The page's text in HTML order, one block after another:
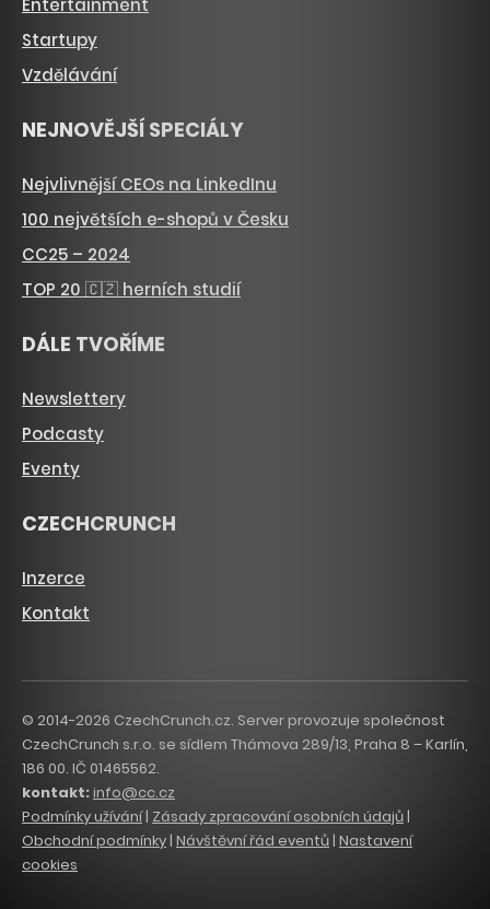
Entertainment
Startupy
Vzdělávání
NEJNOVĚJŠÍ SPECIÁLY
Nejvlivnější CEOs na LinkedInu
100 největších e-shopů v Česku
CC25 – 2024
TOP 20 🇨🇿 herních studií
DÁLE TVOŘÍME
Newslettery
Podcasty
Eventy
CZECHCRUNCH
Inzerce
Kontakt
© 2014-2026 CzechCrunch.cz. Server provozuje společnost
CzechCrunch s.r.o. se sídlem Thámova 289/13, Praha 8 – Karlín,
186 00. IČ 01465562.
kontakt:info@cc.cz
Podmínky užívání| Zásady zpracování osobních údajů|
Obchodní podmínky| Návštěvní řád eventů | Nastavení
cookies